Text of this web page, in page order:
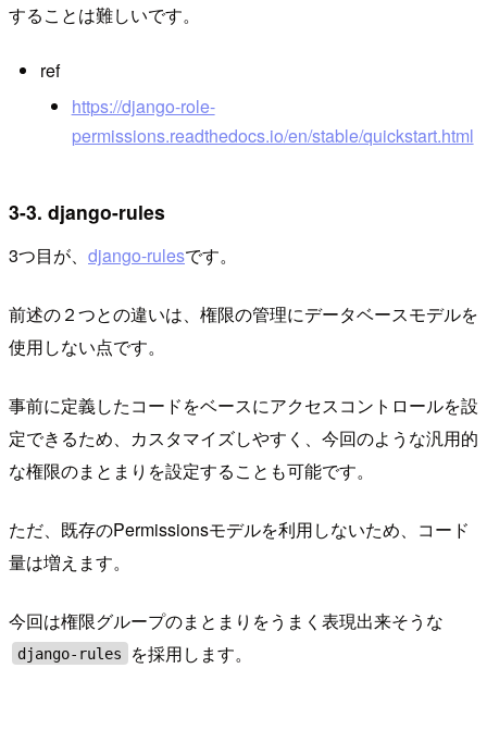
することは難しいです。
ref
https://django-role-
permissions.readthedocs.io/en/stable/quickstart.html
3-3. django-rules
3つ目が、 django-rulesです。
前述の２つとの違いは、権限の管理にデータベースモデルを
使用しない点です。
事前に定義したコードをベースにアクセスコントロールを設
定できるため、カスタマイズしやすく、今回のような汎用的
な権限のまとまりを設定することも可能です。
ただ、既存のPermissionsモデルを利用しないため、コード
量は増えます。
今回は権限グループのまとまりをうまく表現出来そうな
django-rules を採用します。